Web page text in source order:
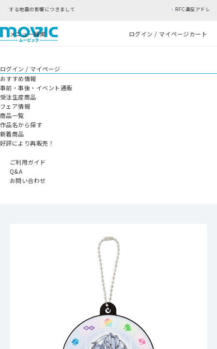
まして RFC違反アドレスのご利用について
メニュー検索 ログイン / マイページカート
ログイン / マイページ
おすすめ情報
事前・事後・イベント通販
受注生産商品
フェア情報
商品一覧
作品名から探す
新着商品
好評により再販売！
ご利用ガイド
Q&A
お問い合わせ